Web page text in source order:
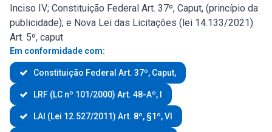
Inciso IV; Constituição Federal Art. 37º, Caput, (princípio da
publicidade); e Nova Lei das Licitações (lei 14.133/2021)
Art. 5º, caput
Em conformidade com:
Constituição Federal Art. 37º, Caput,
LRF (LC nº 101/2000) Art. 48-Aº, I
LAI (Lei 12.527/2011) Art. 8º, §1º, VI